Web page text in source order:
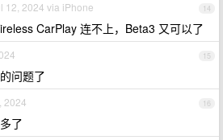
14
12, 2024 via iPhone
CarPlay 连不上，Beta3 又可以了
15
问题了
16
2024
了